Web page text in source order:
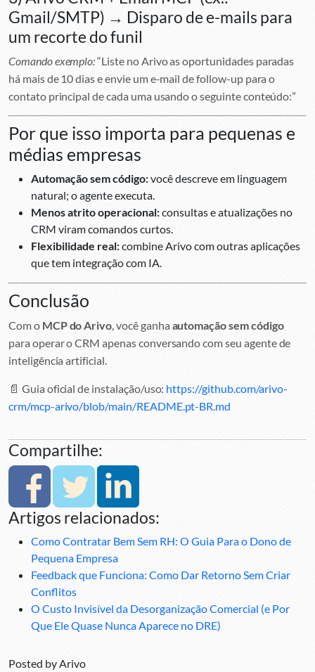
Gmail/SMTP) → Disparo de e-mails para
um recorte do funil
Comando exemplo:“Liste no Arivo as oportunidades paradas
há mais de 10 dias e envie um e-mail de follow-up para o
contato principal de cada uma usando o seguinte conteúdo:”
Por que isso importa para pequenas e
médias empresas
Automação sem código:você descreve em linguagem
natural; o agente executa.
Menos atrito operacional:consultas e atualizações no
CRM viram comandos curtos.
Flexibilidade real:combine Arivo com outras aplicações
que tem integração com IA.
Conclusão
Com o MCP do Arivo , você ganha automação sem código
para operar o CRM apenas conversando com seu agente de
inteligência artificial.
📄 Guia oficial de instalação/uso: https://github.com/arivo-
crm/mcp-arivo/blob/main/README.pt-BR.md
Compartilhe:
Artigos relacionados:
Como Contratar Bem Sem RH: O Guia Para o Dono de
Pequena Empresa
Feedback que Funciona: Como Dar Retorno Sem Criar
Conflitos
O Custo Invisível da Desorganização Comercial (e Por
Que Ele Quase Nunca Aparece no DRE)
Posted by Arivo